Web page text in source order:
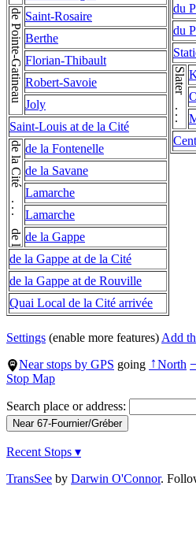
de Pointe-Gatineau Saint-Rosaire
Berthe
Florian-Thibault
Robert-Savoie
Joly
Saint-Louis at de la Cité
de la Cité . . . de la Citéde la Fontenelle
de la Savane
Lamarche
Lamarche
de la Gappe
de la Gappe at de la Cité
de la Gappe at de Rouville
Quai Local de la Cité arrivée
du
du
Slater . . . Slater
Settings (enable more features) Add
Near stops by GPS going ↑North
Stop Map
Search place or address:
Recent Stops ▾
TransSee by Darwin O'Connor.